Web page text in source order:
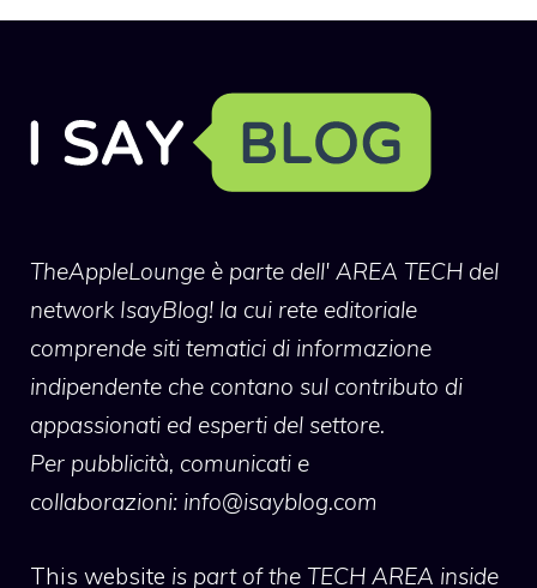
TheAppleLounge è parte dell' AREA TECH del
network IsayBlog! la cui rete editoriale
comprende siti tematici di informazione
indipendente che contano sul contributo di
appassionati ed esperti del settore.
Per pubblicità, comunicati e
collaborazioni: info@isayblog.com
This website is part of the TECH AREA inside